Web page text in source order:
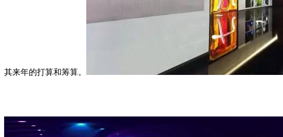
其来年的打算和筹算。